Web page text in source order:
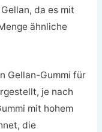
da es mit
ähnliche
Gellan-Gummi für
je nach
mit hohem
die